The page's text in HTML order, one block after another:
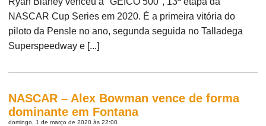
NASCAR Cup Series em 2020. É a primeira vitória do
piloto da Pensle no ano, segunda seguida no Talladega
Superspeedway e [...]
NASCAR – Alex Bowman vence de forma
dominante em Fontana
domingo, 1 de março de 2020 às 22:00